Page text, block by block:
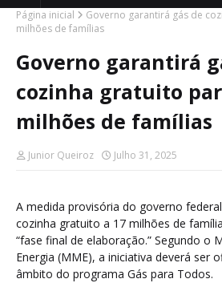
Página inicial
Governo garantirá gás de
milhões de famílias
Governo garantirá
cozinha gratuito
milhões de famílias
Junior Queiroz Julho 31, 2025
A medida provisória do governo
cozinha gratuito a 17 milhões de
“fase final de elaboração.” Segundo o
Energia (MME), a iniciativa deverá ser
âmbito do programa Gás para Todos.